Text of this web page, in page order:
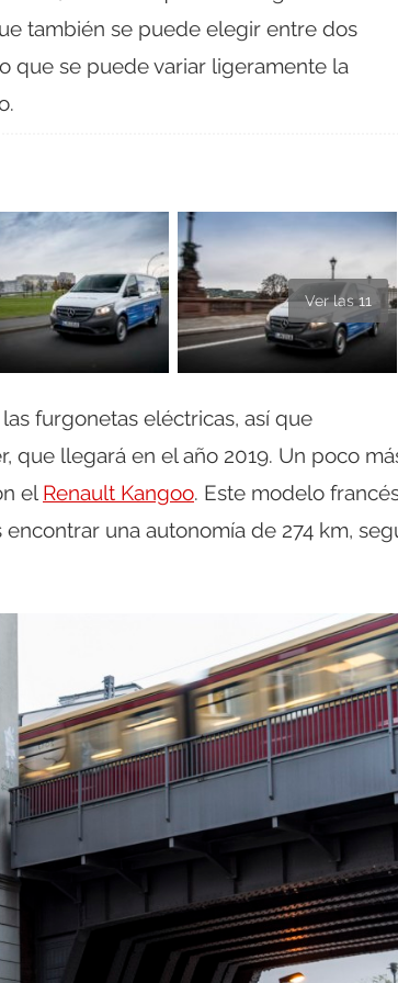
también se puede elegir entre dos
que se puede variar ligeramente la
Ver las 11
furgonetas eléctricas, así que
que llegará en el año 2019. Un poco
el Renault Kangoo. Este modelo
una autonomía de 274 km,